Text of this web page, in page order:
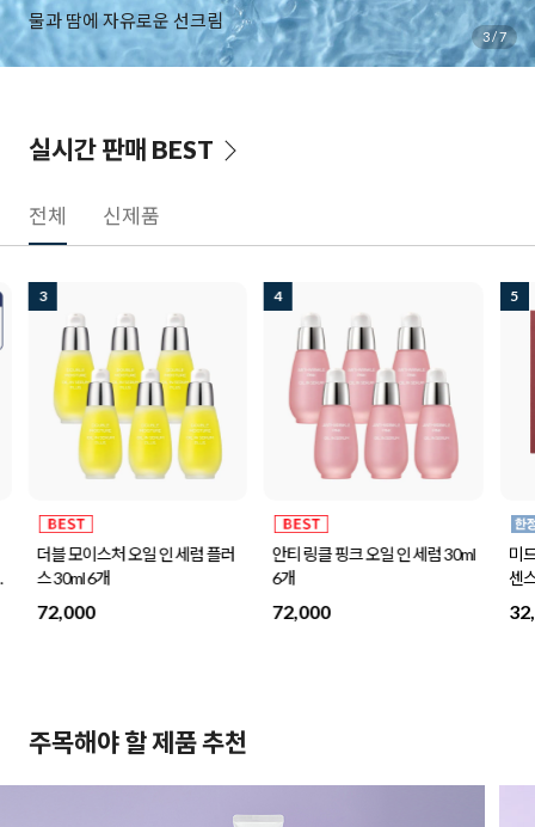
물과 땀에 자유로운 선크림
3/7
실시간 판매 BEST
전체 신제품
3
더블 모이스처 오일 인 세럼 플러
스 30ml 6개
72,000
4
안티 링클 핑크 오일 인 세럼 30ml
6개
72,000
5
미
센
주목해야 할 제품 추천